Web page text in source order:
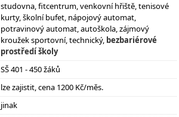
studovna, fitcentrum, venkovní hřiště, tenisové
kurty, školní bufet, nápojový automat,
potravinový automat, autoškola, zájmový
kroužek sportovní, technický, bezbariérové
prostředí školy
SŠ 401 - 450 žáků
lze zajistit, cena 1200 Kč/měs.
jinak